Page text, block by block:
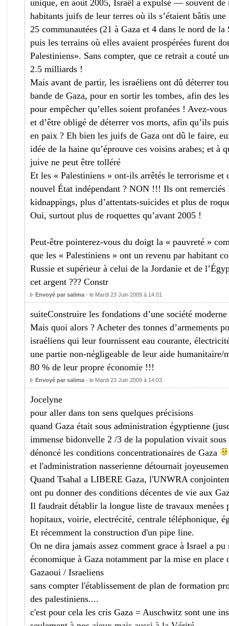
unique, en août 2005, Israël a expulsé — souvent
habitants juifs de leur terres où ils s’étaient bâtis une
25 communautées (21 à Gaza et 4 dans le nord de la
puis les terrains où elles avaient prospérées furent
Palestiniens». Sans compter, que ce retrait a couté
2.5 milliards !
Mais avant de partir, les israéliens ont dû déterrer
bande de Gaza, pour en sortir les tombes, afin des
pour empêcher qu’elles soient profanées ! Avez-
et d’être obligé de déterrer vos morts, afin qu’ils
en paix ? Eh bien les juifs de Gaza ont dû le faire,
idée de la haine qu’éprouve ces voisins arabes; et à
juive ne peut être tolléré
Et les « Palestiniens » ont-ils arrêtés le terrorisme et
nouvel État indépendant ? NON !!! Ils ont remerciés
kidnappings, plus d’attentats-suicides et plus de
Oui, surtout plus de roquettes qu’avant 2005 !
Peut-être pointerez-vous du doigt la « pauvreté »
que les « Palestiniens » ont un revenu par habitant
Russie et supérieur à celui de la Jordanie et de
cet argent ??? Constr
Envoyé par salima- le Mardi 23 Juin 2009 à 14:01
suiteConstruire les fondations d’une société
Mais quoi alors ? Acheter des tonnes d’armements
israéliens qui leur fournissent eau courante,
une partie non-négligeable de leur aide humanitaire/
80 % de leur propre économie !!!
Envoyé par salima- le Mardi 23 Juin 2009 à 14:03
Jocelyne
pour aller dans ton sens quelques précisions
quand Gaza était sous administration égyptienne
immense bidonvelle 2 /3 de la population vivait sous
dénoncé les conditions concentrationaires de Gaza
et l'administration nasserienne détournait
Quand Tsahal a LIBERE Gaza, l'UNWRA
ont pu donner des conditions décentes de vie aux
Il faudrait détablir la longue liste de travaux menées
hopitaux, voirie, electrécité, centrale téléphonique,
Et récemment la construction d'un pipe line.
On ne dira jamais assez comment grace à Israel a
économique à Gaza notamment par la mise en place
Gazaoui / Israeliens
sans compter l'établissement de plan de formation
des palestiniens....
c'est pour cela les cris Gaza = Auschwitz sont une